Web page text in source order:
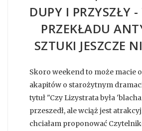
DUPY I PRZYSZŁY
PRZEKŁADU
SZTUKI JESZCZE
Skoro weekend to może macie
akapitów o starożytnym
tytuł "Czy Lizystrata była
przeszedł, ale wciąż jest
chciałam proponować